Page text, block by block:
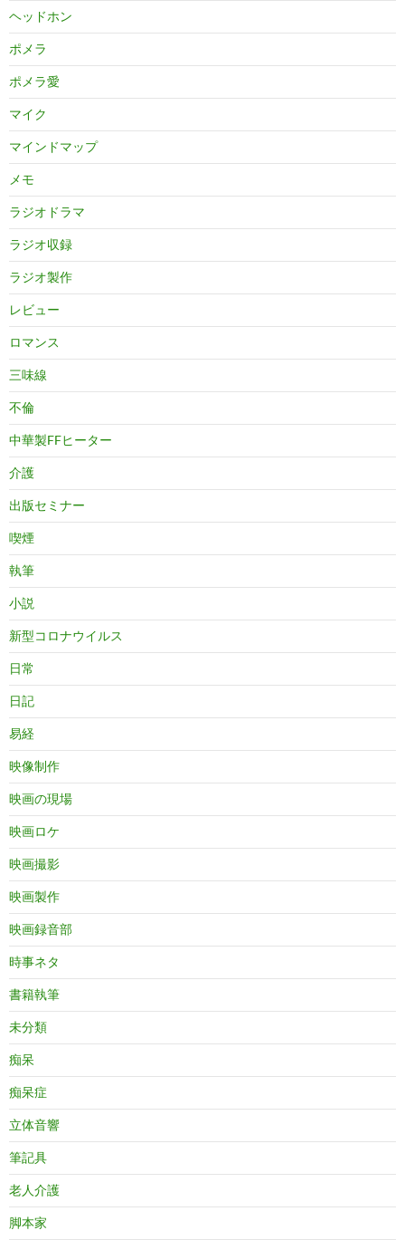
ヘッドホン
ポメラ
ポメラ愛
マイク
マインドマップ
メモ
ラジオドラマ
ラジオ収録
ラジオ製作
レビュー
ロマンス
三味線
不倫
中華製FFヒーター
介護
出版セミナー
喫煙
執筆
小説
新型コロナウイルス
日常
日記
易経
映像制作
映画の現場
映画ロケ
映画撮影
映画製作
映画録音部
時事ネタ
書籍執筆
未分類
痴呆
痴呆症
立体音響
筆記具
老人介護
脚本家